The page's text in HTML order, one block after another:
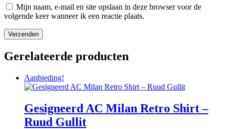
Mijn naam, e-mail en site opslaan in deze browser voor de
volgende keer wanneer ik een reactie plaats.
Gerelateerde producten
Aanbieding!
Gesigneerd AC Milan Retro Shirt –
Ruud Gullit